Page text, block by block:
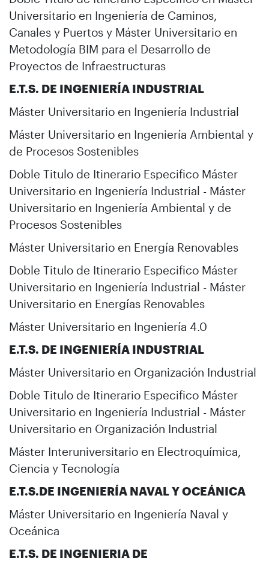
Universitario en Ingeniería de Caminos,
Canales y Puertos y Máster Universitario en
Metodología BIM para el Desarrollo de
Proyectos de Infraestructuras
E.T.S. DE INGENIERÍA INDUSTRIAL
Máster Universitario en Ingeniería Industrial
Máster Universitario en Ingeniería Ambiental y
de Procesos Sostenibles
Doble Titulo de Itinerario Especifico Máster
Universitario en Ingeniería Industrial - Máster
Universitario en Ingeniería Ambiental y de
Procesos Sostenibles
Máster Universitario en Energía Renovables
Doble Titulo de Itinerario Especifico Máster
Universitario en Ingeniería Industrial - Máster
Universitario en Energías Renovables
Máster Universitario en Ingeniería 4.0
E.T.S. DE INGENIERÍA INDUSTRIAL
Máster Universitario en Organización Industrial
Doble Titulo de Itinerario Especifico Máster
Universitario en Ingeniería Industrial - Máster
Universitario en Organización Industrial
Máster Interuniversitario en Electroquímica,
Ciencia y Tecnología
E.T.S.DE INGENIERÍA NAVAL Y OCEÁNICA
Máster Universitario en Ingeniería Naval y
Oceánica
E.T.S. DE INGENIERIA DE